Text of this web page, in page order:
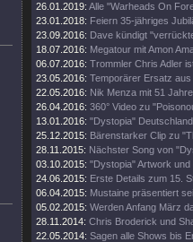
26.01.2019: Alle "Warheads On
23.01.2018: Feiern 35-jähriges
23.09.2016: Dave kündigt
18.07.2016: Megatour mit Amon
06.07.2016: Trommler Chris Adler
23.05.2016: Temporärer Ersatz aus
22.05.2016: Nik Menza mit 51
26.04.2016: 360° Video zu
13.01.2016: "Dystopia"
25.12.2015: Bärenstarker Clip zu
28.11.2015: Nächster Song von
03.10.2015: "Dystopia" Artwork und
24.06.2015: Erste Details zum 15.
06.04.2015: Mustaine präsentiert
05.02.2015: Werden Anfang März
28.11.2014: Chris Broderick und
22.05.2014: Sagen alle Shows bis